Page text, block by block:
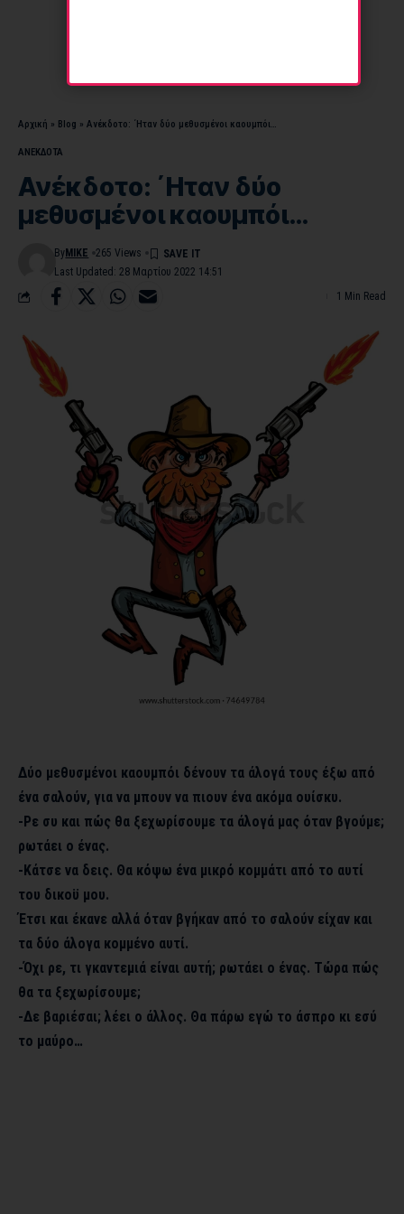
Αρχική » Blog » Ανέκδοτο: ΄Ηταν δύο μεθυσμένοι καουμπόι…
ΑΝΕΚΔΟΤΑ
Ανέκδοτο: ΄Ηταν δύο
μεθυσμένοι καουμπόι…
Last Updated: 28 Μαρτίου 2022 14:51
By MIKE 265 Views
1 Min Read
Δύο μεθυσμένοι καουμπόι δένουν τα άλογά τους έξω από
ένα σαλούν, για να μπουν να πιουν ένα ακόμα ουίσκυ.
-Ρε συ και πώς θα ξεχωρίσουμε τα άλογά μας όταν βγούμε;
ρωτάει ο ένας.
-Κάτσε να δεις. Θα κόψω ένα μικρό κομμάτι από το αυτί
του δικοϋ μου.
Έτσι και έκανε αλλά όταν βγήκαν από το σαλούν είχαν και
τα δύο άλογα κομμένο αυτί.
-Όχι ρε, τι γκαντεμιά είναι αυτή; ρωτάει ο ένας. Τώρα πώς
θα τα ξεχωρίσουμε;
-Δε βαριέσαι; λέει ο άλλος. Θα πάρω εγώ το άσπρο κι εσύ
το μαύρο…